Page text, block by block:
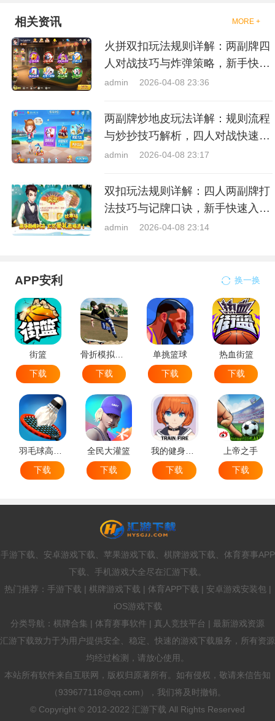
相关资讯 MORE +
火拼双扣玩法规则详解：两副牌四
人对战技巧与炸弹策略，新手快速
上手指南
admin 2026-04-08 23:36
两副牌炒地皮玩法详解：规则流程
与炒抄技巧解析，四人对战快速入
门指南
admin 2026-04-08 23:17
双扣玩法规则详解：四人两副牌打
法技巧与记牌口诀，新手快速入门
指南
admin 2026-04-08 23:14
APP安利 换一换
街篮
下载
骨折模拟器-极限滑板模拟器
下载
单挑篮球
下载
热血街篮
下载
羽毛球高高手
下载
全民大灌篮
下载
我的健身教练2
下载
上帝之手
下载
手游下载、安卓游戏下载、苹果游戏下载、棋牌游戏下载、体育赛事APP
下载、手机游戏大全尽在汇游下载。
热门推荐：手游下载 | 棋牌游戏下载 | 体育APP下载 | 安卓游戏安装包 |
iOS游戏下载
分类导航：棋牌合集 | 体育赛事软件 | 真人竞技平台 | 最新游戏资源
汇游下载致力于为用户提供安全、稳定、快速的游戏下载服务，所有资源
均经过检测，请放心使用。
本站所有软件来自互联网，版权归原著所有。如有侵权，敬请来信告知
（939677118@qq.com），我们将及时撤销。
© Copyright © 2012-2022 汇游下载 All Rights Reserved